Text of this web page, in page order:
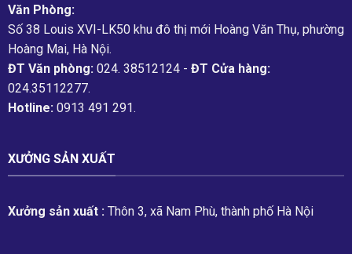
Văn Phòng:
Số 38 Louis XVI-LK50 khu đô thị mới Hoàng Văn Thụ, phường
Hoàng Mai, Hà Nội.
ĐT Văn phòng:024. 38512124 - ĐT Cửa hàng:
024.35112277.
Hotline:0913 491 291.
XƯỞNG SẢN XUẤT
Xưởng sản xuất :Thôn 3, xã Nam Phù, thành phố Hà Nội